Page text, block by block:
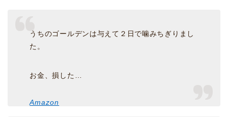
うちのゴールデンは与えて２日で噛みちぎりまし
た。
お金、損した…
Amazon